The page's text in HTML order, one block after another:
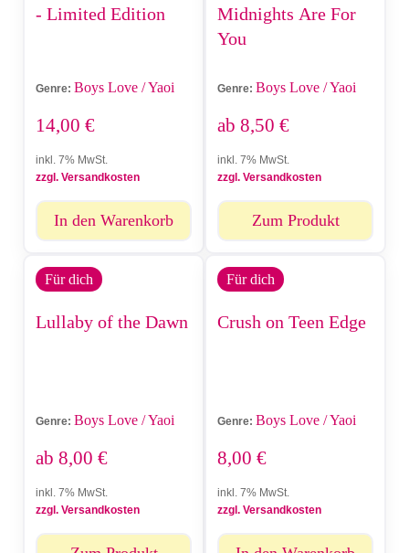
- Limited Edition
Genre: Boys Love / Yaoi
14,00 €
inkl. 7% MwSt.
zzgl. Versandkosten
In den Warenkorb
Midnights Are For
You
Genre: Boys Love / Yaoi
ab 8,50 €
inkl. 7% MwSt.
zzgl. Versandkosten
Zum Produkt
Für dich
Lullaby of the Dawn
Genre: Boys Love / Yaoi
ab 8,00 €
inkl. 7% MwSt.
zzgl. Versandkosten
Für dich
Crush on Teen Edge
Genre: Boys Love / Yaoi
8,00 €
inkl. 7% MwSt.
zzgl. Versandkosten